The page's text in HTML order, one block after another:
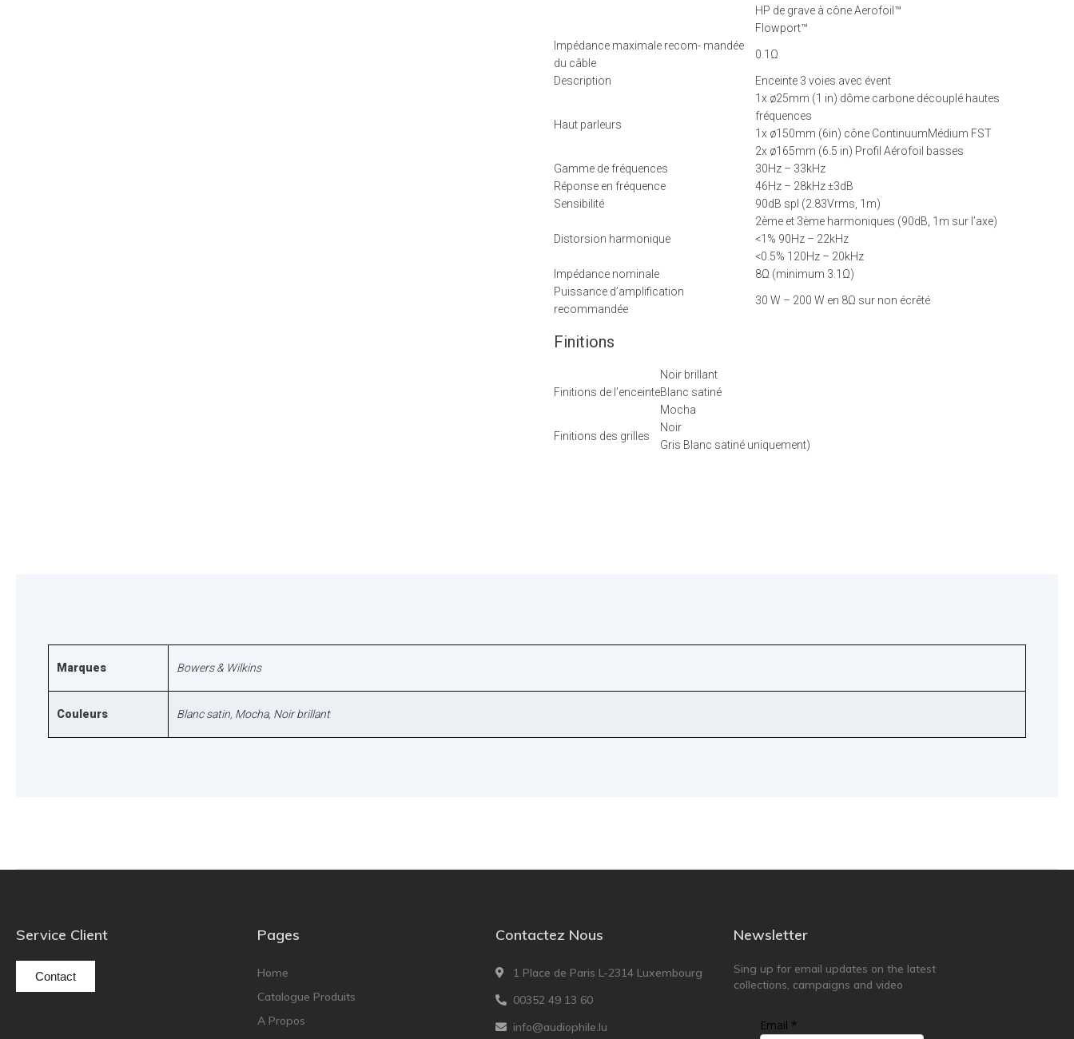
HP de grave à cône Aerofoil™
Flowport™
Impédance maximale recom- mandée
du câble
0.1Ω
Description Enceinte 3 voies avec évent
Haut parleurs
1x ø25mm (1 in) dôme carbone découplé hautes
fréquences
1x ø150mm (6in) cône ContinuumMédium FST
2x ø165mm (6.5 in) Profil Aérofoil basses
Gamme de fréquences
30Hz – 33kHz
Réponse en fréquence
46Hz – 28kHz ±3dB
Sensibilité
90dB spl (2.83Vrms, 1m)
Distorsion harmonique
2ème et 3ème harmoniques (90dB, 1m sur l’axe)
<1% 90Hz – 22kHz
<0.5% 120Hz – 20kHz
Impédance nominale
8Ω (minimum 3.1Ω)
Puissance d’amplification
recommandée
30 W – 200 W en 8Ω sur non écrêté
Finitions
Finitions de l’enceinte
Noir brillant
Blanc satiné
Mocha
Finitions des grilles
Noir
Gris Blanc satiné uniquement)
Marques Bowers & Wilkins
Couleurs Blanc satin, Mocha, Noir brillant
Service Client
Contact
Pages
Home
Catalogue Produits
A Propos
Contactez Nous
1 Place de Paris L-2314 Luxembourg
00352 49 13 60
info@audiophile.lu
Newsletter
Sing up for email updates on the latest
collections, campaigns and video
Email *